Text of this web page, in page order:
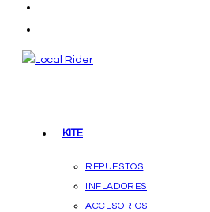
KITE
REPUESTOS
INFLADORES
ACCESORIOS